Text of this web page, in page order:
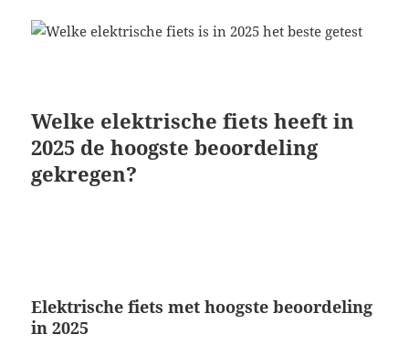
Welke elektrische fiets heeft in
2025 de hoogste beoordeling
gekregen?
Elektrische fiets met hoogste beoordeling
in 2025